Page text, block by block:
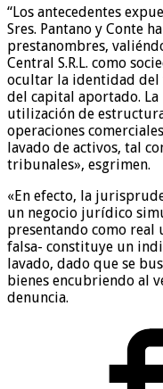
“Los antecedentes
Sres. Pantano y Conte
prestanombres,
Central S.R.L. como
ocultar la identidad del
del capital aportado.
utilización de
operaciones
lavado de activos, tal
tribunales», esgrimen.
«En efecto, la
un negocio jurídico
presentando como real
falsa- constituye un
lavado, dado que se
bienes encubriendo al
denuncia.